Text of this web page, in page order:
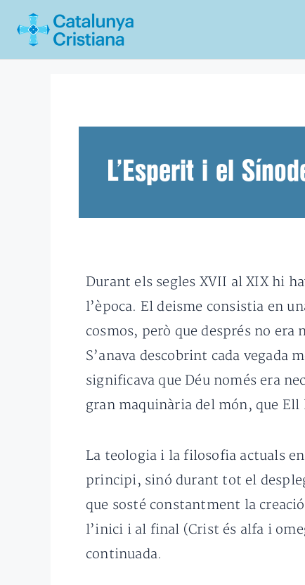
L’Esperit i el
Durant els segles XVII al XIX hi
l’època. El deisme consistia en
cosmos, però que després no
S’anava descobrint cada vegada
significava que Déu només era
gran maquinària del món, que Ell
La teologia i la filosofia actuals
principi, sinó durant tot el
que sosté constantment la
l’inici i al final (Crist és alfa i
continuada.